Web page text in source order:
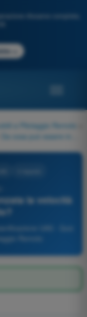
d'esame completa,
a Pilotaggio Remoto
la velocità
Remoto